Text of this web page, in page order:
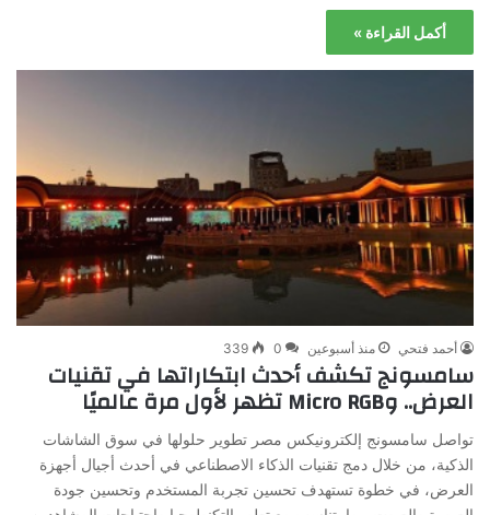
أكمل القراءة »
أحمد فتحي منذ أسبوعين 0
339
سامسونج تكشف أحدث ابتكاراتها في تقنيات
العرض.. وMicro RGB تظهر لأول مرة عالميًا
تواصل سامسونج إلكترونيكس مصر تطوير حلولها في سوق الشاشات
الذكية، من خلال دمج تقنيات الذكاء الاصطناعي في أحدث أجيال أجهزة
العرض، في خطوة تستهدف تحسين تجربة المستخدم وتحسين جودة